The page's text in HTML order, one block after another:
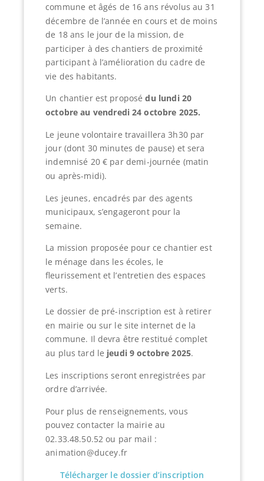
commune et âgés de 16 ans révolus au 31
décembre de l’année en cours et de moins
de 18 ans le jour de la mission, de
participer à des chantiers de proximité
participant à l’amélioration du cadre de
vie des habitants.
Un chantier est proposédu lundi 20
octobre au vendredi 24 octobre 2025.
Le jeune volontaire travaillera 3h30 par
jour (dont 30 minutes de pause) et sera
indemnisé 20 € par demi-journée (matin
ou après-midi).
Les jeunes, encadrés par des agents
municipaux, s’engageront pour la
semaine.
La mission proposée pour ce chantier est
le ménage dans les écoles, le
fleurissement et l’entretien des espaces
verts.
Le dossier de pré-inscription est à retirer
en mairie ou sur le site internet de la
commune. Il devra être restitué complet
au plus tard le jeudi 9 octobre 2025.
Les inscriptions seront enregistrées par
ordre d’arrivée.
Pour plus de renseignements, vous
pouvez contacter la mairie au
02.33.48.50.52 ou par mail :
animation@ducey.fr
Télécharger le dossier d’inscription